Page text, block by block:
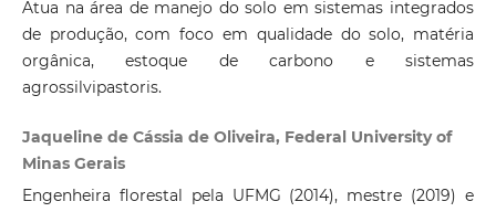
Atua na área de manejo do solo em sistemas integrados
de produção, com foco em qualidade do solo, matéria
orgânica, estoque de carbono e sistemas
agrossilvipastoris.
Jaqueline de Cássia de Oliveira, Federal University of
Minas Gerais
Engenheira florestal pela UFMG (2014), mestre (2019) e